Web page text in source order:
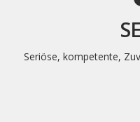
Seriöse, kompetente,